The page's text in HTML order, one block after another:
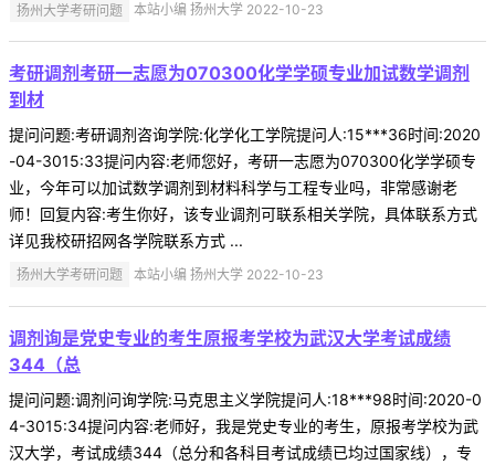
扬州大学考研问题 本站小编 扬州大学 2022-10-23
考研调剂考研一志愿为070300化学学硕专业加试数学调剂
到材
提问问题:考研调剂咨询学院:化学化工学院提问人:15***36时间:2020
-04-3015:33提问内容:老师您好，考研一志愿为070300化学学硕专
业，今年可以加试数学调剂到材料科学与工程专业吗，非常感谢老
师！回复内容:考生你好，该专业调剂可联系相关学院，具体联系方式
详见我校研招网各学院联系方式 ...
扬州大学考研问题 本站小编 扬州大学 2022-10-23
调剂询是党史专业的考生原报考学校为武汉大学考试成绩
344（总
提问问题:调剂问询学院:马克思主义学院提问人:18***98时间:2020-0
4-3015:34提问内容:老师好，我是党史专业的考生，原报考学校为武
汉大学，考试成绩344（总分和各科目考试成绩已均过国家线），专